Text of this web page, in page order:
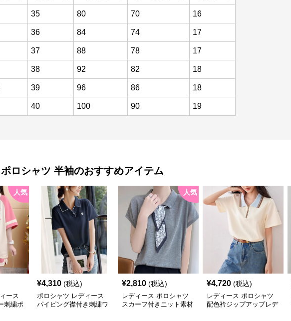
35 80 70 16
36 84 74 17
37 88 78 17
38 92 82 18
39 96 86 18
40 100 90 19
ロシャツ 半袖のおすすめアイテム
人気
ース
刺繍ポ
¥4,310 (税込)
ポロシャツ レディース
パイピング襟付き刺繍ワ
人気
¥2,810 (税込)
レディース ポロシャツ
スカーフ付きニット素材
¥4,720 (税込)
レディース ポロシャツ
配色衿ジップアップレデ